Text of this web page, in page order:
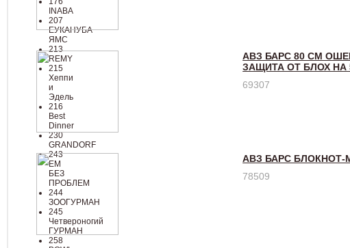
INABA
207
ЕУКАНУБА
ЯМС
213
REMY
215
Хеппи
и
Эдель
216
Best
Dinner
230
GRANDORF
243
ЕМ
БЕЗ
ПРОБЛЕМ
244
ЗООГУРМАН
245
Четвероногий
ГУРМАН
258
АВЗ БАРС 80 СМ
ЗАЩИТА ОТ БЛОХ НА
69307
АВЗ БАРС БЛОКНОТ-
78509